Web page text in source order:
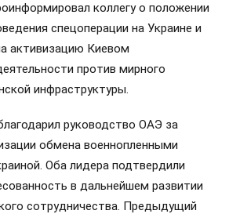
коллегу о положении
спецоперации на Украине и
активизацию Киевом
против мирного
инфраструктуры.
руководство ОАЭ за
обмена военнопленными
Оба лидера подтвердили
в дальнейшем развитии
сотрудничества. Предыдущий